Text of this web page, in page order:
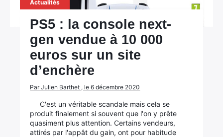
Actualités
PS5 : la console next-
gen vendue à 10 000
euros sur un site
d’enchère
Par Julien Barthet , le 6 décembre 2020
C'est un véritable scandale mais cela se
produit finalement si souvent que l'on y prête
quasiment plus attention. Certains vendeurs,
attirés par l'appât du gain, ont pour habitude